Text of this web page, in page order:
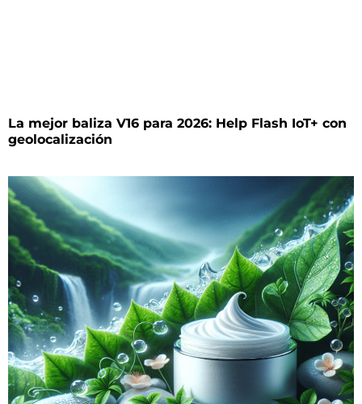
La mejor baliza V16 para 2026: Help Flash IoT+ con
geolocalización